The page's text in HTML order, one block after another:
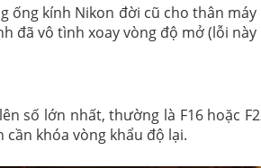
ống kính Nikon đời cũ cho thân
đã vô tình xoay vòng độ mở (lỗi
số lớn nhất, thường là F16 hoặc
khóa vòng khẩu độ lại.